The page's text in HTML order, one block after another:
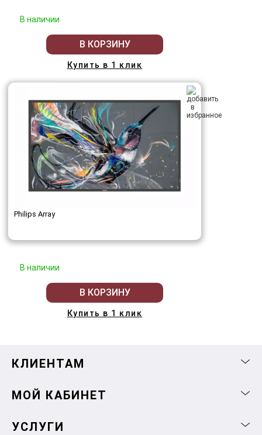
В наличии
В КОРЗИНУ
Купить в 1 клик
Philips Array
В наличии
В КОРЗИНУ
Купить в 1 клик
КЛИЕНТАМ
МОЙ КАБИНЕТ
УСЛУГИ